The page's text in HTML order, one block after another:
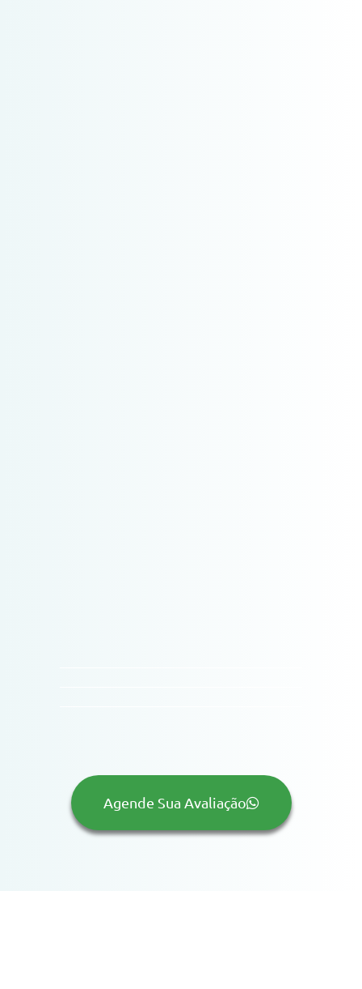
Agende Sua Avaliação